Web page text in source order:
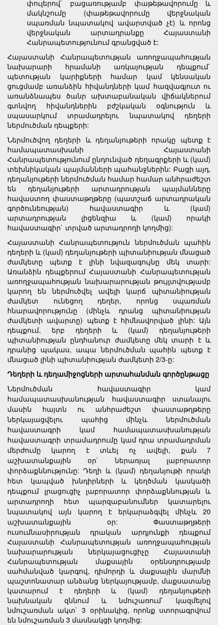
փուլերով` բացառությամբ փաթեթավորումը և
մակնշումը (փաթեթավորումը վերջնական
սպառման նպատակով ավարտված չէ) և որոնց
վերջնական արտադրանքը Հայաստանի
Հանրապետությունում գրանցված է:
Հայաստանի Հանրապետության առողջապահության
նախարարի հրամանի առկայության դեպքում`
պետության կարիքների համար կամ կենսական
ցուցմամբ առանձին հիվանդների կամ հազվագյուտ ու
առանձնապես ծանր ախտաբանական վիճակներում
գտնվող հիվանդներին բժշկական օգնություն և
սպասարկում տրամադրելու նպատակով դեղերի
ներմուծման դեպքերի:
Ներմուծվող դեղերի և դեղանյութերի որակը պետք է
համապատասխանի Հայաստանի
Հանրապետությունում ընդունված դեղագրքերի և (կամ)
տեխնիկական պայմանների պահանջներին: Բացի այդ,
դեղանյութերի ներմուծման համար համար անհրաժեշտ
են դեղանյութերի արտադրության պայմանները
հավաստող փաստաթղթերը (պատշաճ արտադրական
գործունեության) հավաստագիր և (կամ)
արտադրության լիցենզիա և (կամ) որակի
հավաստագիր` տրված արտադրողի կողմից):
Հայաստանի Հանրապետություն ներմուծման պահին
դեղերի և (կամ) դեղանյութերի պիտանիության մնացած
ժամկետը պետք է լինի նվազագույնը մեկ տարի:
Առանձին դեպքերում Հայաստանի Հանրապետության
առողջապահության նախարարության թույլտվությամբ
կարող են ներմուծվել ավելի կարճ պիտանիության
ժամկետ ունեցող դեղեր, որոնց սպառման
հնարավորությունը (մինչև դրանց պիտանիության
ժամկետի ավարտը) պետք է հիմնավորված լինի: Այն
դեպքում, երբ դեղերի և (կամ) դեղանյութերի
պիտանիության ընդհանուր ժամկետը մեկ տարի է և
դրանից պակաս, ապա ներմուծման պահին պետք է
մնացած լինի պիտանիության ժամկետի 2/3-ը:
Դեղերի և դեղամիջոցների արտահանման գործընթացը
Ներմուծման հավաստագիր կամ
համապատասխանության հավաստագիր ստանալու
մասին հայտն ու անհրաժեշտ փաստաթղթերը
ներկայացվելու պահից մինչև ներմուծման
հավաստագրի կամ համապատասխանության
հավաստագրի տրամադրումը կամ դրա տրամադրման
մերժումը կարող է տևել ոչ ավելի, քան 7
աշխատանքային օր` ներառյալ լաբորատոր
փորձաքննությունը: Դեղի և (կամ) դեղանյութի որակի
հետ կապված խնդիրների և կեղծման կասկածի
դեպքում լրացուցիչ լաբորատոր փորձաքննության և
արտադրողի հետ պարզաբանումներ կատարելու
նպատակով այն կարող է երկարաձգվել մինչև 20
աշխատանքային օր: Փաստաթղթերի
ուսումնասիրության դրական արդյունքի դեպքում
Հայաստանի Հանրապետության առողջապահության
նախարարության ներկայացուցիչը Հայաստանի
Հանրապետության մաքսային օրենսդրությամբ
սահմանված կարգով, դիմորդի և մաքսային մարմնի
պաշտոնատար անձանց ներկայությամբ, մաքսատանը
կատարում է դեղերի և (կամ) դեղանյութերի
նախնական զննում և նմուշառում` կազմելով
նմուշառման ակտ` 3 օրինակից, որոնք ստորագրվում
են նմուշառման 3 մասնակցի կողմից: